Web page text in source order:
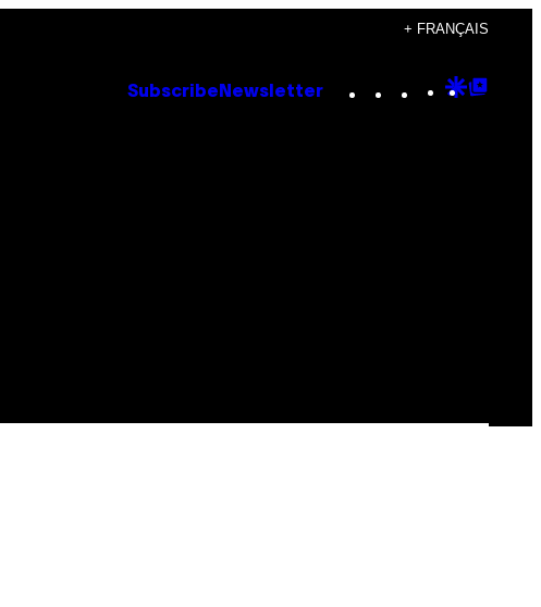
+ FRANÇAIS
Subscribe Newsletter Instagram
TikTok
YouTube
Google